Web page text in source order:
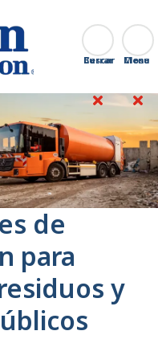
Buscar
Cerrar
de
para
y